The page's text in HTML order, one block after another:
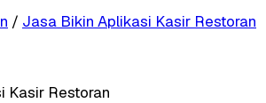
/ Jasa Bikin Aplikasi Kasir Restoran
Kasir Restoran